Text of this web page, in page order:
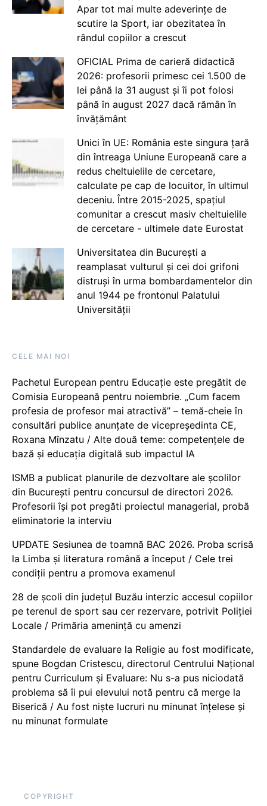
Apar tot mai multe adeverințe de
scutire la Sport, iar obezitatea în
rândul copiilor a crescut
OFICIAL Prima de carieră didactică
2026: profesorii primesc cei 1.500 de
lei până la 31 august și îi pot folosi
până în august 2027 dacă rămân în
învățământ
Unici în UE: România este singura țară
din întreaga Uniune Europeană care a
redus cheltuielile de cercetare,
calculate pe cap de locuitor, în ultimul
deceniu. Între 2015-2025, spațiul
comunitar a crescut masiv cheltuielile
de cercetare - ultimele date Eurostat
Universitatea din București a
reamplasat vulturul și cei doi grifoni
distruși în urma bombardamentelor din
anul 1944 pe frontonul Palatului
Universității
CELE MAI NOI
Pachetul European pentru Educație este pregătit de
Comisia Europeană pentru noiembrie. „Cum facem
profesia de profesor mai atractivă” – temă-cheie în
consultări publice anunțate de vicepreședinta CE,
Roxana Mînzatu / Alte două teme: competențele de
bază și educația digitală sub impactul IA
ISMB a publicat planurile de dezvoltare ale școlilor
din București pentru concursul de directori 2026.
Profesorii își pot pregăti proiectul managerial, probă
eliminatorie la interviu
UPDATE Sesiunea de toamnă BAC 2026. Proba scrisă
la Limba și literatura română a început / Cele trei
condiții pentru a promova examenul
28 de școli din județul Buzău interzic accesul copiilor
pe terenul de sport sau cer rezervare, potrivit Poliției
Locale / Primăria amenință cu amenzi
Standardele de evaluare la Religie au fost modificate,
spune Bogdan Cristescu, directorul Centrului Național
pentru Curriculum și Evaluare: Nu s-a pus niciodată
problema să îi pui elevului notă pentru că merge la
Biserică / Au fost niște lucruri nu minunat înțelese și
nu minunat formulate
COPYRIGHT